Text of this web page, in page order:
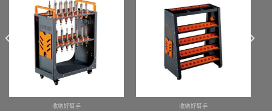
收納好幫手 收納好幫手